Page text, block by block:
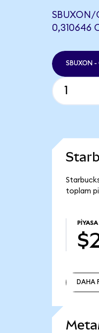
SBUXON/
0,310646
SBUXON -
toplam
PIYASA
DAHA